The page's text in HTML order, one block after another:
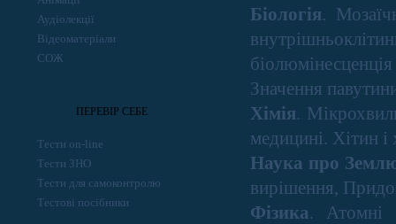
Аудіолекції
Відеоматеріали
СОЖ
ПЕРЕВІР СЕБЕ
Тести on-line
Тести ЗНО
Тести для самоконтролю
Тестові посібники
Біологія.
Значення
Хімія.
медицині. Хітин і
Наука про
вирішення,
Фізика. Атомні